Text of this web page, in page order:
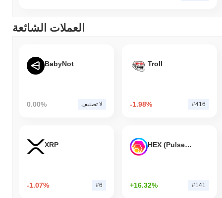
العملات الشائعة
BabyNot
0.00% لا تصنيف
Troll
-1.98% #416
XRP
-1.07% #6
HEX (Pulsechain)
+16.32% #141